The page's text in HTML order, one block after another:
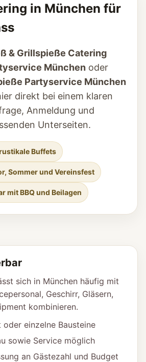
in München für
& Grillspieße Catering
München oder
Partyservice München
direkt bei einem klaren
Anmeldung und
Unterseiten.
Buffets
Sommer und Vereinsfest
mit BBQ und Beilagen
sich in München häufig mit
Geschirr, Gläsern,
kombinieren.
einzelne Bausteine
sowie Service möglich
an Gästezahl und Budget